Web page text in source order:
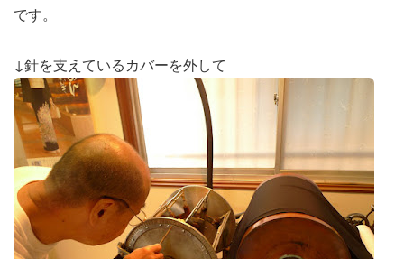
です。
↓針を支えているカバーを外して